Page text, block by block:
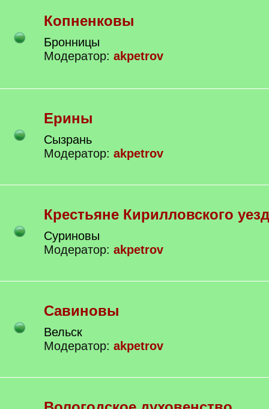
Копненковы
Бронницы
Модератор: akpetrov
Ерины
Сызрань
Модератор: akpetrov
Крестьяне Кирилловского
Суриновы
Модератор: akpetrov
Савиновы
Вельск
Модератор: akpetrov